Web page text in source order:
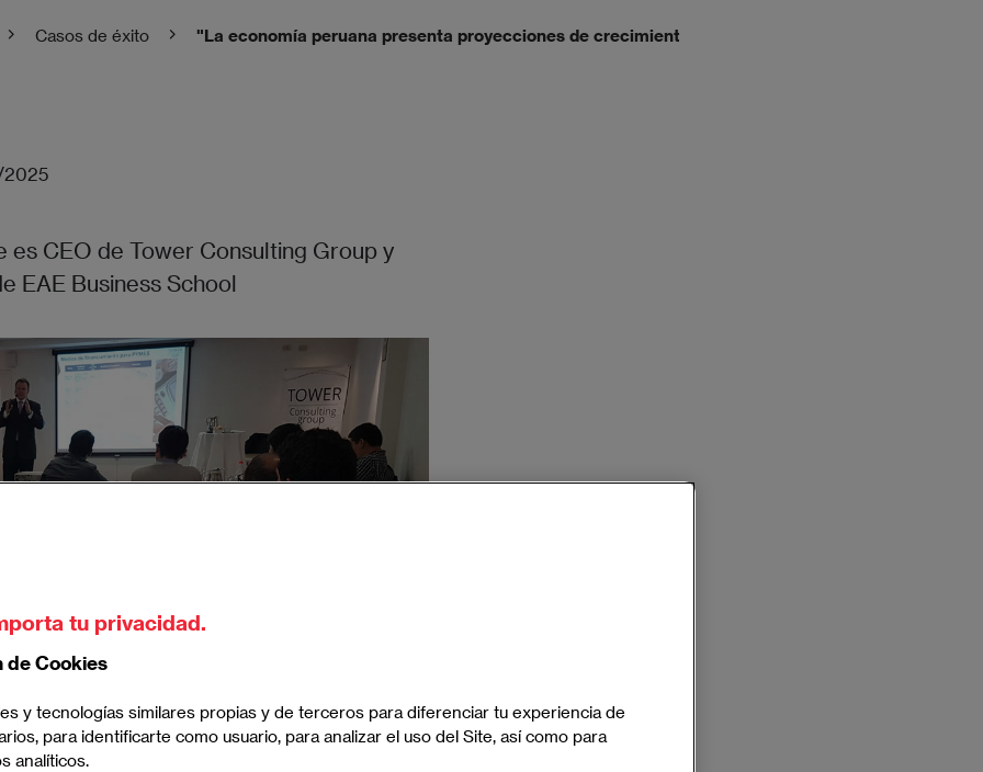
Casos de éxito "La economía peruana presenta proyecciones de crecimiento bastante atractivas para los
es CEO de Tower Consulting Group y
EAE Business School
Imagen
tu privacidad.
de Cookies
y tecnologías similares propias y de terceros para diferenciar tu experiencia de
para identificarte como usuario, para analizar el uso del Site, así como para
analíticos.